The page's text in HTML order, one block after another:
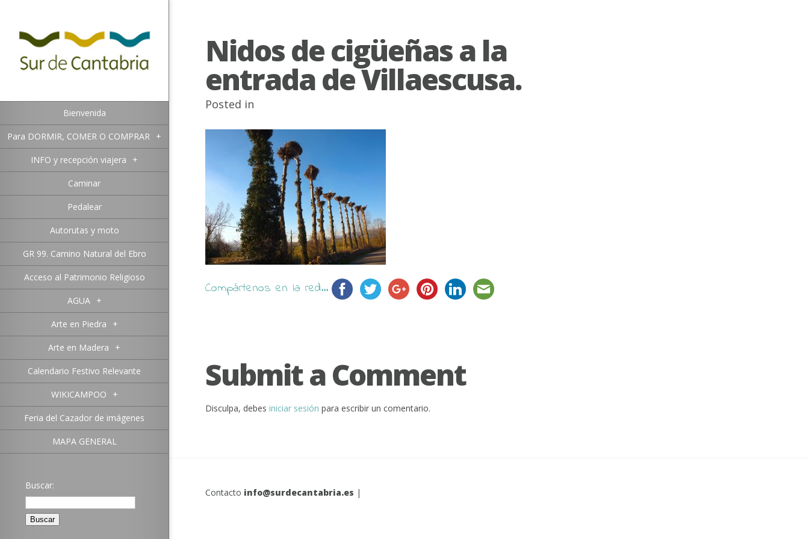
Bienvenida
Para DORMIR, COMER O COMPRAR +
INFO y recepción viajera +
Caminar
Pedalear
Autorutas y moto
GR 99. Camino Natural del Ebro
Acceso al Patrimonio Religioso
AGUA +
Arte en Piedra +
Arte en Madera +
Calendario Festivo Relevante
WIKICAMPOO +
Feria del Cazador de imágenes
MAPA GENERAL
Buscar:
Nidos de cigüeñas a la
entrada de Villaescusa.
Posted in
Compártenos en la red...
Submit a Comment
Disculpa, debes iniciar sesión para escribir un comentario.
Contacto info@surdecantabria.es |